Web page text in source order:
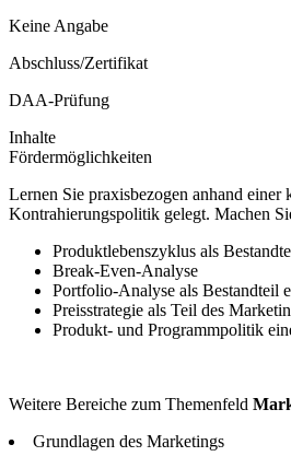
Keine Angabe
Abschluss/Zertifikat
DAA-Prüfung
Inhalte
Fördermöglichkeiten
Lernen Sie praxisbezogen anhand
Kontrahierungspolitik gelegt. Machen
Produktlebenszyklus als
Break-Even-Analyse
Portfolio-Analyse als Bestandteil
Preisstrategie als Teil des
Produkt- und Programmpolitik
Weitere Bereiche zum Themenfeld
Grundlagen des Marketings